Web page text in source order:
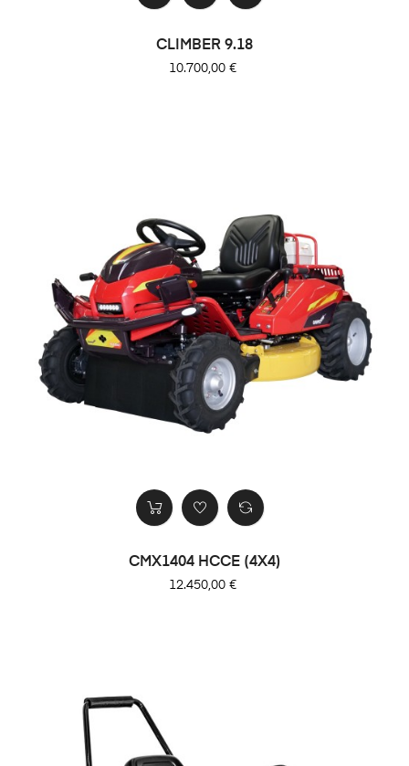
CLIMBER 9.18
Precio
10.700,00 €
CMX1404 HCCE (4X4)
Precio
12.450,00 €